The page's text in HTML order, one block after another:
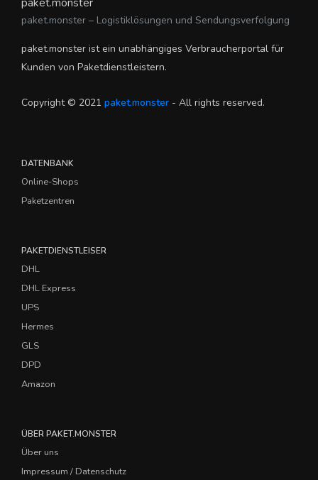
paket.monster – Logistiklösungen und Sendungsverfolgung
paket.monster ist ein unabhängiges Verbraucherportal für
Kunden von Paketdienstleistern.
Copyright © 2021 paket.monster - All rights reserved.
DATENBANK
Online-Shops
Paketzentren
PAKETDIENSTLEISER
DHL
DHL Express
UPS
Hermes
GLS
DPD
Amazon
ÜBER PAKET.MONSTER
Über uns
Impressum / Datenschutz